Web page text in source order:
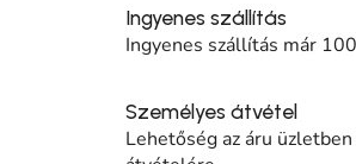
Ingyenes szállítás
Ingyenes szállítás már
Személyes átvétel
Lehetőség az áru